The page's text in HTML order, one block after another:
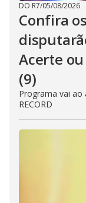
DO R7/05/08/2026
Confira
Acerte
(9)
Programa vai ao
RECORD